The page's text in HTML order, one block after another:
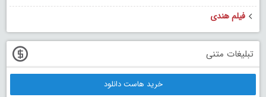
فیلم هندی
تبلیغات متنی
خرید هاست دانلود